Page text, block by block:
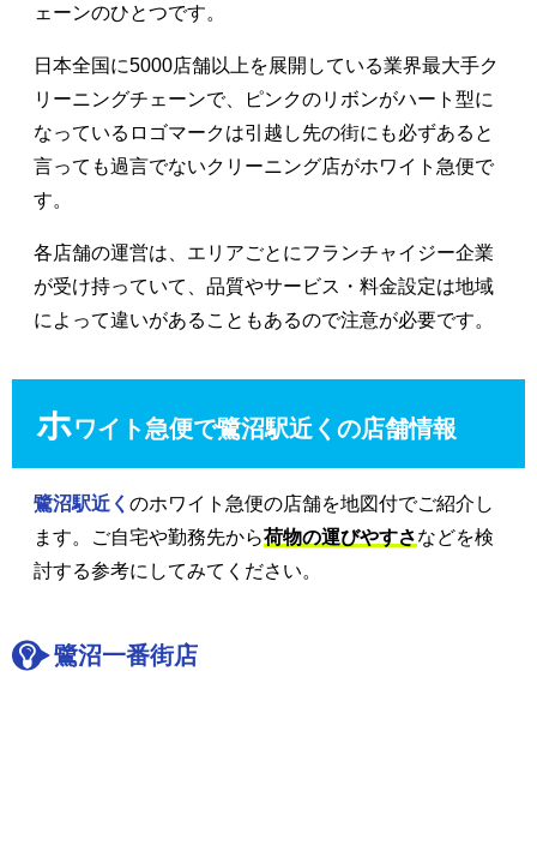
ェーンのひとつです。
日本全国に5000店舗以上を展開している業界最大手ク
リーニングチェーンで、ピンクのリボンがハート型に
なっているロゴマークは引越し先の街にも必ずあると
言っても過言でないクリーニング店がホワイト急便で
す。
各店舗の運営は、エリアごとにフランチャイジー企業
が受け持っていて、品質やサービス・料金設定は地域
によって違いがあることもあるので注意が必要です。
ホワイト急便で鷺沼駅近くの店舗情報
鷺沼駅近く のホワイト急便の店舗を地図付でご紹介し
ます。ご自宅や勤務先から荷物の運びやすさなどを検
討する参考にしてみてください。
鷺沼一番街店